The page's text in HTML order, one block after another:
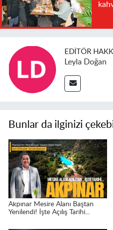
EDITÖR
Leyla Doğan
Bunlar da ilginizi
Akpınar Mesire Alanı Baştan
Yenilendi! İşte Açılış Tarihi...